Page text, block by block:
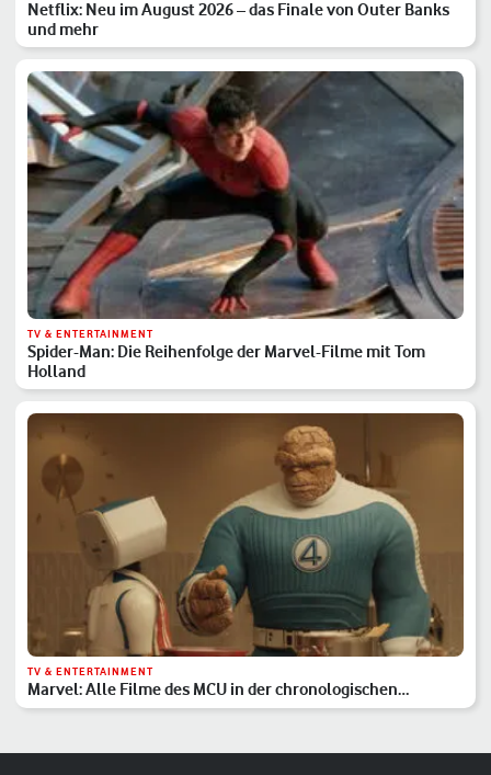
Netflix: Neu im August 2026 – das Finale von Outer Banks
und mehr
TV & ENTERTAINMENT
Spider-Man: Die Reihenfolge der Marvel-Filme mit Tom
Holland
TV & ENTERTAINMENT
Marvel: Alle Filme des MCU in der chronologischen
Reihenfolge